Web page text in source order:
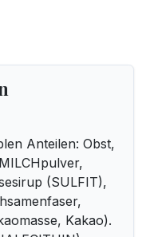
Anteilen: Obst,
(SULFIT),
Kakao).